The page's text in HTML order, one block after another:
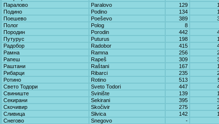
Паралово
Paralovo 129
Подино
Podino 134
Поешево
Poeševo 389
Полог
Polog
8
Породин
Porodin 442
Путурус
Puturus 198
Радобор
Radobor 415
Рамна
Ramna 256
Рапеш
Rapeš 309
Раштани
Raštani 167
Рибарци
Ribarci 235
Ротино
Rotino 513
Свето Тодори
Sveto Todori 447
Свиниште
Svinište 139
Секирани
Sekirani 395
Скочивир
Skočivir 275
Сливица
Slivica 142
Снегово
Snegovo
-